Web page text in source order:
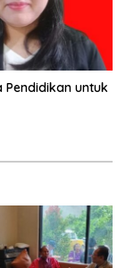
Pendidikan untuk